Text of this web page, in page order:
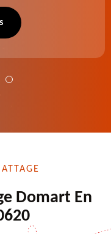
offert.
Domart En